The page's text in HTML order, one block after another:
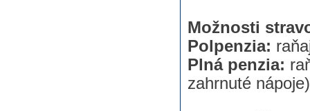
Možnosti
Polpenzia:
Plná penzia:
zahrnuté nápoje)